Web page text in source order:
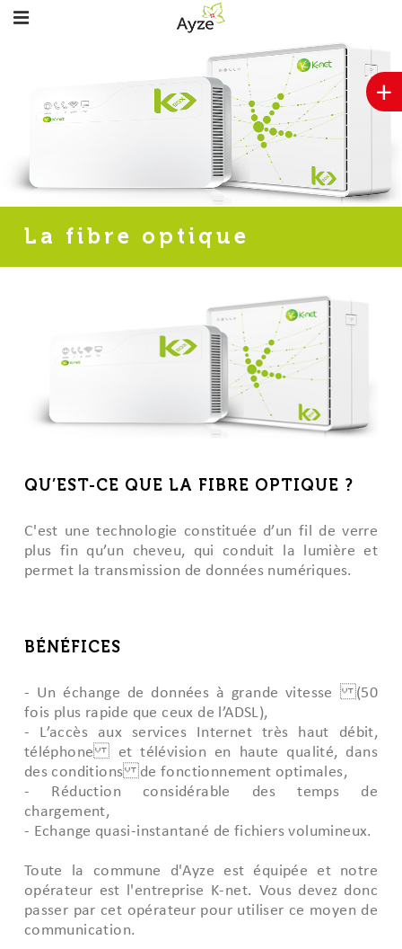
+
La fibre optique
QU’EST-CE QUE LA FIBRE OPTIQUE ?
C'est une technologie constituée d’un fil de verre
plus fin qu’un cheveu, qui conduit la lumière et
permet la transmission de données numériques.
BÉNÉFICES
- Un échange de données à grande vitesse (50
fois plus rapide que ceux de l’ADSL),
- L’accès aux services Internet très haut débit,
téléphone et télévision en haute qualité, dans
des conditions de fonctionnement optimales,
- Réduction considérable des temps de
chargement,
- Echange quasi-instantané de fichiers volumineux.
Toute la commune d'Ayze est équipée et notre
opérateur est l'entreprise K-net. Vous devez donc
passer par cet opérateur pour utiliser ce moyen de
communication.